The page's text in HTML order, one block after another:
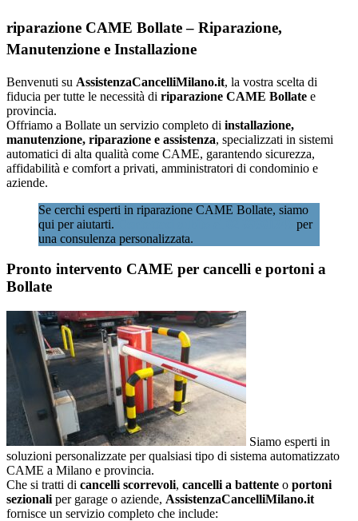
riparazione CAME Bollate – Riparazione,
Manutenzione e Installazione
Benvenuti su AssistenzaCancelliMilano.it, la vostra scelta di
fiducia per tutte le necessità di riparazione CAME Bollate e
provincia.
Offriamo a Bollate un servizio completo di installazione,
manutenzione, riparazione e assistenza, specializzati in sistemi
automatici di alta qualità come CAME, garantendo sicurezza,
affidabilità e comfort a privati, amministratori di condominio e
aziende.
Se cerchi esperti in riparazione CAME Bollate, siamo
qui per aiutarti.
per
una consulenza personalizzata.
Pronto intervento CAME per cancelli e portoni a
Bollate
Siamo esperti in
soluzioni personalizzate per qualsiasi tipo di sistema automatizzato
CAME a Milano e provincia.
Che si tratti di cancelli scorrevoli, cancelli a battente o portoni
sezionali per garage o aziende, AssistenzaCancelliMilano.it
fornisce un servizio completo che include: